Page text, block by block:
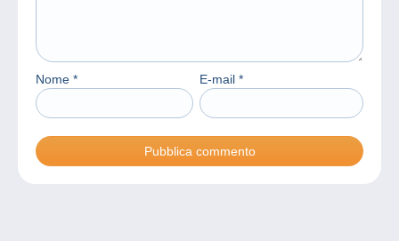
Nome * E-mail *